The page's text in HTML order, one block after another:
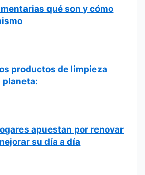
qué son y cómo
productos de limpieza
planeta:
apuestan por renovar
su día a día